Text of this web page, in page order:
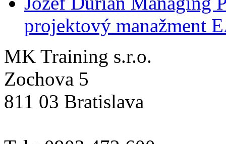
projektový manažment
MK Training s.r.o.
Zochova 5
811 03 Bratislava